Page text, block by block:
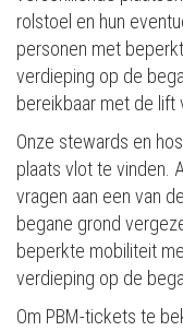
rolstoel en hun
personen met
verdieping op de
bereikbaar met de lift
Onze stewards en
plaats vlot te vinden.
vragen aan een van
begane grond
beperkte mobiliteit
verdieping op de
Om PBM-tickets te